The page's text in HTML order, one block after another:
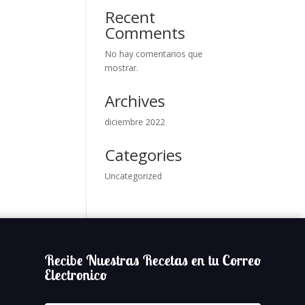
Recent
Comments
No hay comentarios que
mostrar.
Archives
diciembre 2022
Categories
Uncategorized
Recibe Nuestras Recetas en tu Correo
Electronico